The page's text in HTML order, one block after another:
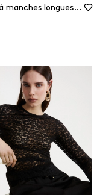
T-shirt à manches longues en jersey de dentelle